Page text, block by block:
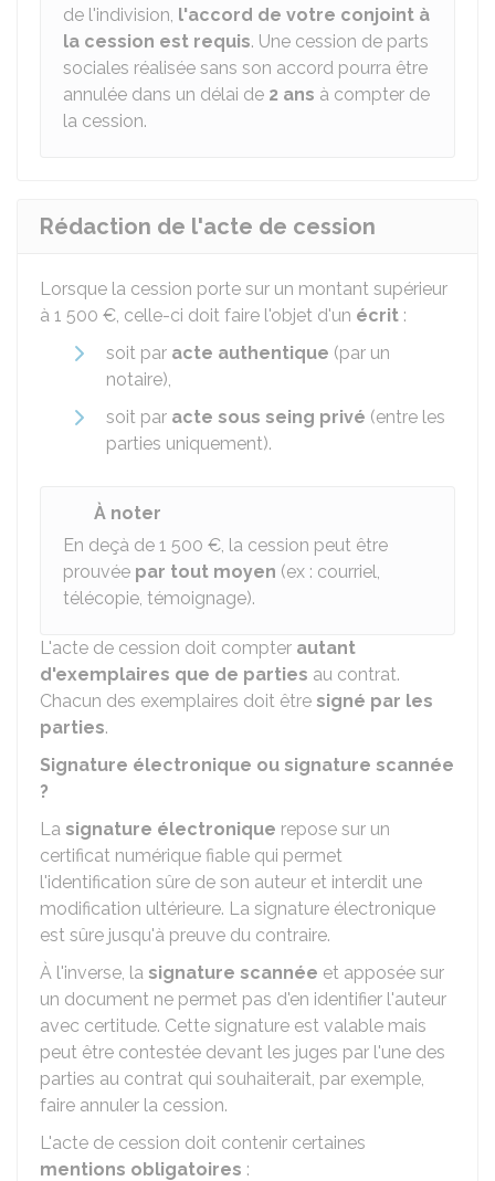
de l'indivision, l'accord de votre conjoint à
la cession est requis. Une cession de parts
sociales réalisée sans son accord pourra être
annulée dans un délai de 2 ans à compter de
la cession.
Rédaction de l'acte de cession
Lorsque la cession porte sur un montant supérieur
à 1 500 €, celle-ci doit faire l'objet d'un écrit :
soit par acte authentique (par un
notaire),
soit par acte sous seing privé (entre les
parties uniquement).
À noter
En deçà de 1 500 €, la cession peut être
prouvée par tout moyen (ex : courriel,
télécopie, témoignage).
L'acte de cession doit compter autant
d'exemplaires que de parties au contrat.
Chacun des exemplaires doit être signé par les
parties.
Signature électronique ou signature scannée
?
La signature électronique repose sur un
certificat numérique fiable qui permet
l'identification sûre de son auteur et interdit une
modification ultérieure. La signature électronique
est sûre jusqu'à preuve du contraire.
À l'inverse, la signature scannée et apposée sur
un document ne permet pas d'en identifier l'auteur
avec certitude. Cette signature est valable mais
peut être contestée devant les juges par l'une des
parties au contrat qui souhaiterait, par exemple,
faire annuler la cession.
L'acte de cession doit contenir certaines
mentions obligatoires :